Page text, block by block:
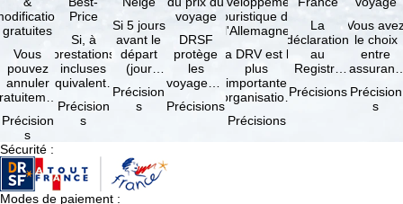
gratuites
Vous
pouvez
annuler
suivant
la
à …
Précision
s
Price
Si, à
prestations
incluses
équivalentes
réserve de
disponibilités,
Précision
s
Si 5 jours
avant le
départ
(jour
d'arrivée),
tous les
domaines
Précision
s
voyage
DRSF
protège
les
voyageurs
réservent
Précisions
touristique de
l'Allemagne
La DRV est la
plus
importante
organisation
professionnels
Précisions
La
déclaration
au
Registre
Opérateurs
Précisions
Vous
le choix
entre
et
Précision
s
Sécurité :
Modes de paiement :